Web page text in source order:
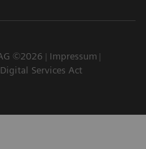
©2026
Impressum
Digital Services Act